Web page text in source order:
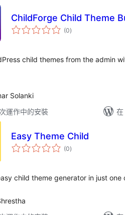
ChildForge Child Theme
(0總
評)
child themes from the admin
Solanki
運作中的安裝
Easy Theme Child
(0總
評)
child theme generator in just one